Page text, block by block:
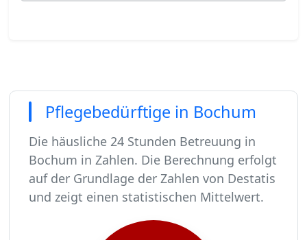
Pflegebedürftige in Bochum
Die häusliche 24 Stunden Betreuung in
Bochum in Zahlen. Die Berechnung erfolgt
auf der Grundlage der Zahlen von Destatis
und zeigt einen statistischen Mittelwert.
In Bochum leben rund 358676 Menschen.
Von diesen 358676 Einwohnern sind rund
Ca. 3501 dieser pflegebedürftigen Menschen
Der Großteil der Pflegebedürftigen in